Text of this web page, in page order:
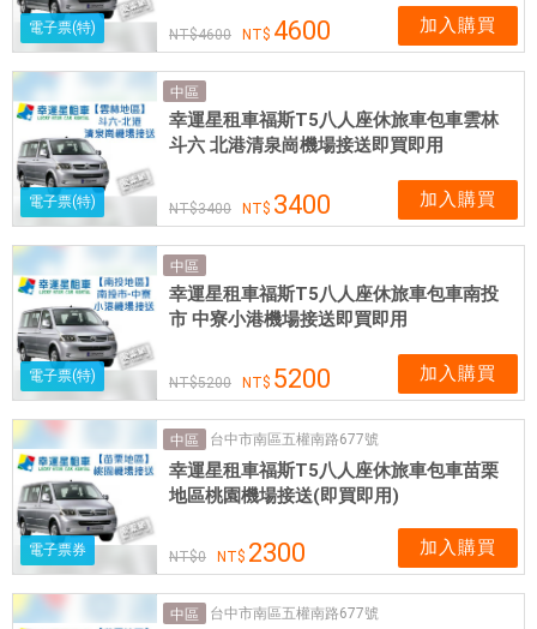
電子票(特) 4600 4600 加入購買
電子票(特)
中區
幸運星租車福斯T5八人座休旅車包車雲林
斗六 北港清泉崗機場接送即買即用
3400 3400 加入購買
電子票(特)
中區
幸運星租車福斯T5八人座休旅車包車南投
市 中寮小港機場接送即買即用
5200 5200 加入購買
電子票券
中區 台中市南區五權南路677號
幸運星租車福斯T5八人座休旅車包車苗栗
地區桃園機場接送(即買即用)
0 2300 加入購買
中區 台中市南區五權南路677號